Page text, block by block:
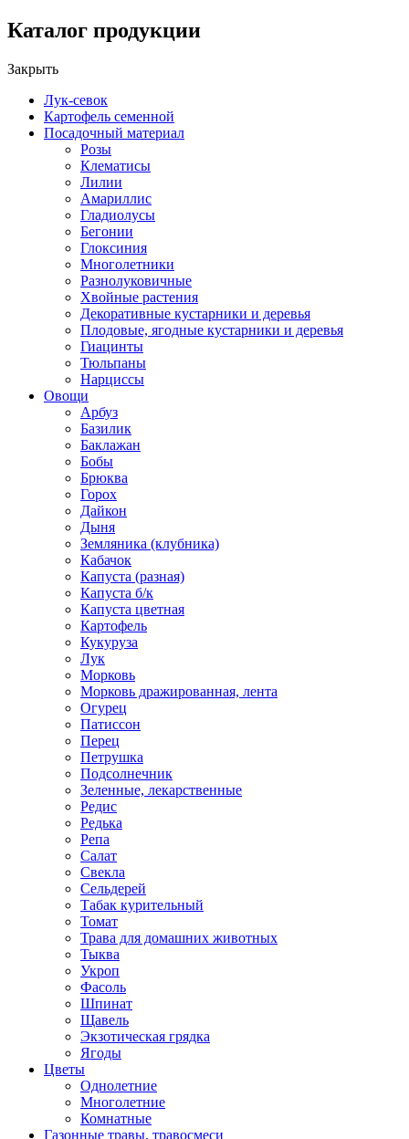
Каталог продукции
Закрыть
Лук-севок
Картофель семенной
Посадочный материал
Розы
Клематисы
Лилии
Амариллис
Гладиолусы
Бегонии
Глоксиния
Многолетники
Разнолуковичные
Хвойные растения
Декоративные кустарники и деревья
Плодовые, ягодные кустарники и деревья
Гиацинты
Тюльпаны
Нарциссы
Овощи
Арбуз
Базилик
Баклажан
Бобы
Брюква
Горох
Дайкон
Дыня
Земляника (клубника)
Кабачок
Капуста (разная)
Капуста б/к
Капуста цветная
Картофель
Кукуруза
Лук
Морковь
Морковь дражированная, лента
Огурец
Патиссон
Перец
Петрушка
Подсолнечник
Зеленные, лекарственные
Редис
Редька
Репа
Салат
Свекла
Сельдерей
Табак курительный
Томат
Трава для домашних животных
Тыква
Укроп
Фасоль
Шпинат
Щавель
Экзотическая грядка
Ягоды
Цветы
Однолетние
Многолетние
Комнатные
Газонные травы, травосмеси